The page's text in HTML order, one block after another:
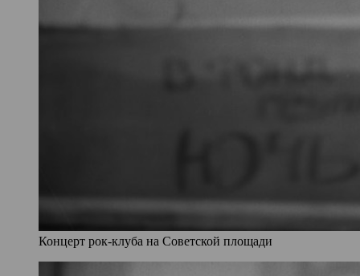
Концерт рок-клуба на Советской площади